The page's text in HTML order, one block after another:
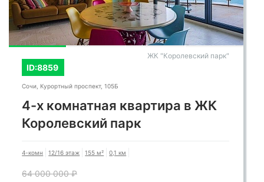
ID:8859
ЖК "Королевский парк"
Сочи, Курортный проспект, 105Б
4-х комнатная квартира в ЖК
Королевский парк
4-комн 12/16 этаж 155 м² 0,1 км
64 000 000 ₽